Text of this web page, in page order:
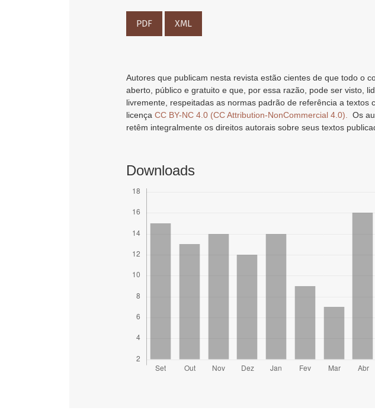
PDF XML
Autores que publicam nesta revista estão cientes de que todo o
aberto, público e gratuito e que, por essa razão, pode ser visto,
livremente, respeitadas as normas padrão de referência a textos
licença CC BY-NC 4.0 (CC Attribution-NonCommercial 4.0).
Os
retêm integralmente os direitos autorais sobre seus textos
Downloads